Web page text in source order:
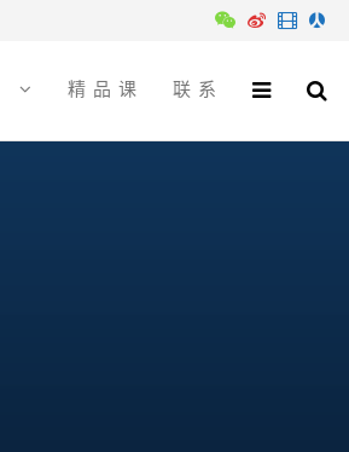
精品课 联系